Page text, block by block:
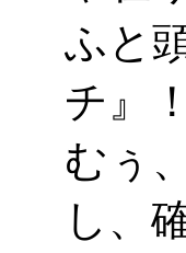
ふと
チ』！
むぅ
し、